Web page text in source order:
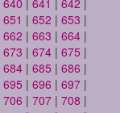
651 | 652 | 653 |
662 | 663 | 664 |
673 | 674 | 675 |
684 | 685 | 686 |
695 | 696 | 697 |
706 | 707 | 708 |